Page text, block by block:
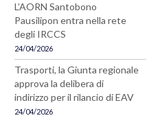
L’AORN Santobono
Pausilipon entra nella rete
degli IRCCS
24/04/2026
Trasporti, la Giunta regionale
approva la delibera di
indirizzo per il rilancio di EAV
24/04/2026